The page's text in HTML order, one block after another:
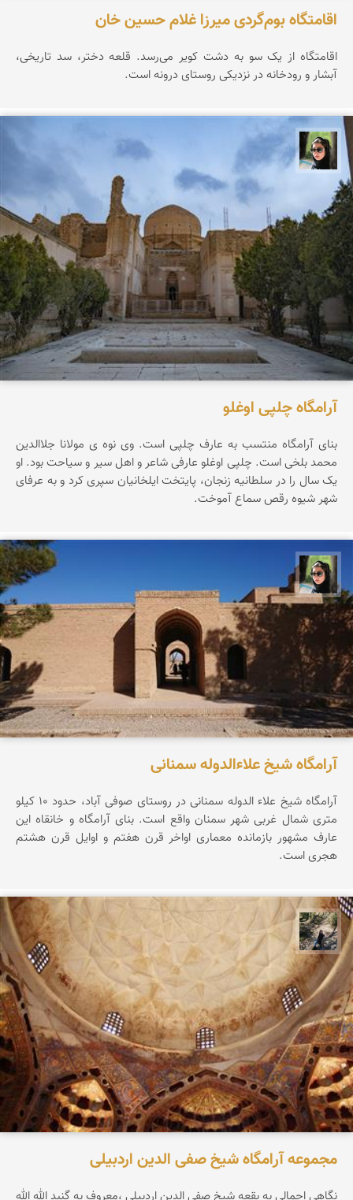
اقامتگاه بوم‌گردی میرزا غلام حسین خان
اقامتگاه از یک سو به دشت کویر می‌رسد. قلعه دختر، سد تاریخی،
آبشار و رودخانه در نزدیکی روستای درونه است.
سپیده اصلان
آرامگاه چلپی اوغلو
بنای آرامگاه منتسب به عارف چلپی است. وی نوه ی مولانا جلاالدین
محمد بلخی است. چلپی اوغلو عارفی شاعر و اهل سیر و سیاحت بود. او
یک سال را در سلطانیه زنجان، پایتخت ایلخانیان سپری کرد و به عرفای
شهر شیوه رقص سماع آموخت.
سپیده اصلان
آرامگاه شیخ علاءالدوله سمنانی
آرامگاه شیخ علاء الدوله سمنانی در روستای صوفی آباد، حدود ۱۰ کیلو
متری شمال غربی شهر سمنان واقع است. بنای آرامگاه و خانقاه این
عارف مشهور بازمانده معماری اواخر قرن هفتم و اوایل قرن هشتم
هجری است.
مونا سلطانی
مجموعه آرامگاه شیخ صفی الدین اردبیلی